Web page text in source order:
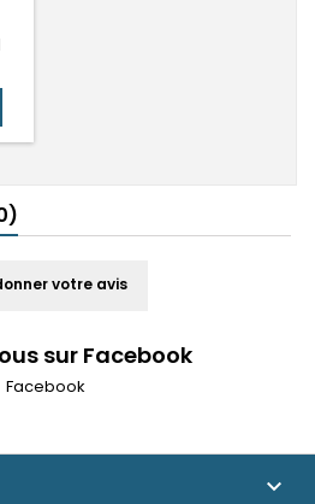
votre avis
sur Facebook
Facebook
